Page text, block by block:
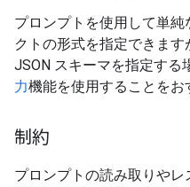
プロンプトを使用して単純
クトの形式を指定できま
JSON スキーマを指定する
力機能を使用することをお
制約
プロンプトの読み取りや